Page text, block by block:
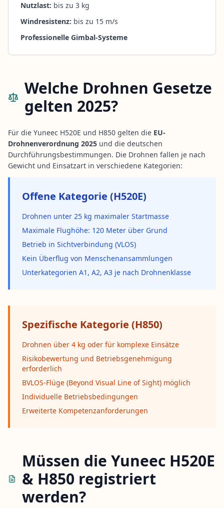
Nutzlast: bis zu 3 kg
Windresistenz: bis zu 15 m/s
Professionelle Gimbal-Systeme
Welche Drohnen Gesetze
gelten 2025?
Für die Yuneec H520E und H850 gelten die EU-
Drohnenverordnung 2025 und die deutschen
Durchführungsbestimmungen. Die Drohnen fallen je nach
Gewicht und Einsatzart in verschiedene Kategorien:
Offene Kategorie (H520E)
Drohnen unter 25 kg maximaler Startmasse
Maximale Flughöhe: 120 Meter über Grund
Betrieb in Sichtverbindung (VLOS)
Kein Überflug von Menschenansammlungen
Unterkategorien A1, A2, A3 je nach Drohnenklasse
Spezifische Kategorie (H850)
Drohnen über 4 kg oder für komplexe Einsätze
Risikobewertung und Betriebsgenehmigung
erforderlich
BVLOS-Flüge (Beyond Visual Line of Sight) möglich
Individuelle Betriebsbedingungen
Erweiterte Kompetenzanforderungen
Müssen die Yuneec H520E
& H850 registriert
werden?